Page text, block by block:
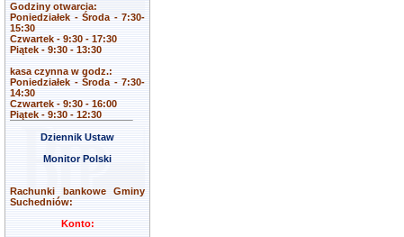
Godziny otwarcia:
Poniedziałek - Środa - 7:30-
15:30
Czwartek - 9:30 - 17:30
Piątek - 9:30 - 13:30
kasa czynna w godz.:
Poniedziałek - Środa - 7:30-
14:30
Czwartek - 9:30 - 16:00
Piątek - 9:30 - 12:30
Dziennik Ustaw
Monitor Polski
Rachunki bankowe Gminy
Suchedniów:
Konto: